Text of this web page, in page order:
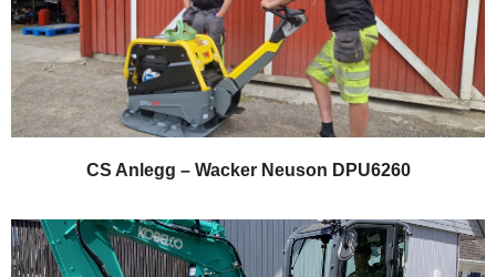
CS Anlegg – Wacker Neuson DPU6260